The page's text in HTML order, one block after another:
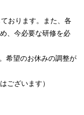
おります。また、各
、今必要な研修を必
希望のお休みの調整が
ございます）